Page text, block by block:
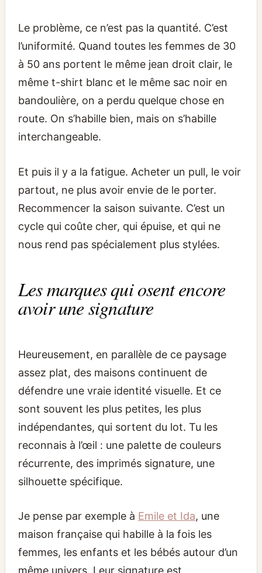
Le problème, ce n’est pas la quantité. C’est
l’uniformité. Quand toutes les femmes de 30
à 50 ans portent le même jean droit clair, le
même t-shirt blanc et le même sac noir en
bandoulière, on a perdu quelque chose en
route. On s’habille bien, mais on s’habille
interchangeable.
Et puis il y a la fatigue. Acheter un pull, le voir
partout, ne plus avoir envie de le porter.
Recommencer la saison suivante. C’est un
cycle qui coûte cher, qui épuise, et qui ne
nous rend pas spécialement plus stylées.
Les marques qui osent encore
avoir une signature
Heureusement, en parallèle de ce paysage
assez plat, des maisons continuent de
défendre une vraie identité visuelle. Et ce
sont souvent les plus petites, les plus
indépendantes, qui sortent du lot. Tu les
reconnais à l’œil : une palette de couleurs
récurrente, des imprimés signature, une
silhouette spécifique.
Je pense par exemple à Emile et Ida, une
maison française qui habille à la fois les
femmes, les enfants et les bébés autour d’un